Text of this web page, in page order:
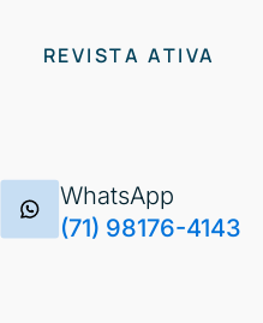
REVISTA ATIVA
WhatsApp
(71) 98176-4143